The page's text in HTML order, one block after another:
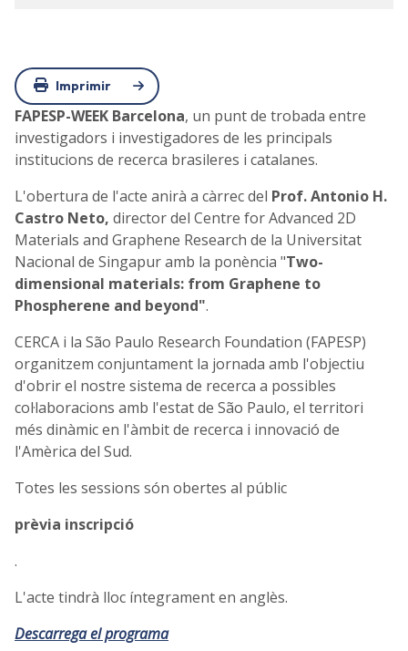
Imprimir
FAPESP-WEEK Barcelona, un punt de trobada entre
investigadors i investigadores de les principals
institucions de recerca brasileres i catalanes.
L'obertura de l'acte anirà a càrrec del Prof. Antonio H.
Castro Neto, director del Centre for Advanced 2D
Materials and Graphene Research de la Universitat
Nacional de Singapur amb la ponència "Two-
dimensional materials: from Graphene to
Phospherene and beyond".
CERCA i la São Paulo Research Foundation (FAPESP)
organitzem conjuntament la jornada amb l'objectiu
d'obrir el nostre sistema de recerca a possibles
col·laboracions amb l'estat de São Paulo, el territori
més dinàmic en l'àmbit de recerca i innovació de
l'Amèrica del Sud.
Totes les sessions són obertes al públic
prèvia inscripció
.
L'acte tindrà lloc íntegrament en anglès.
Descarrega el programa